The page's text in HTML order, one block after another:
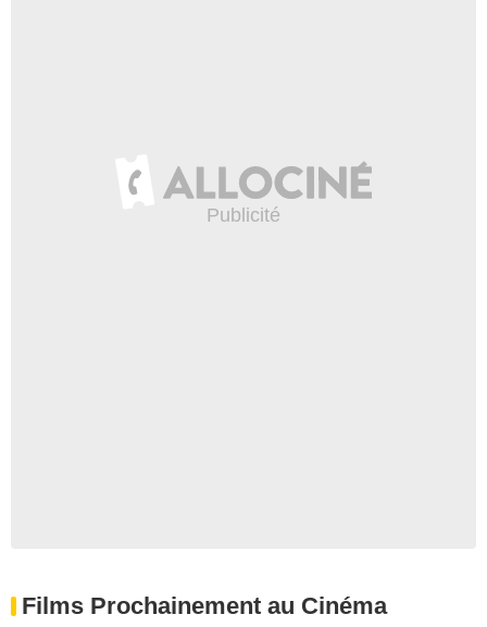
Films Prochainement au Cinéma